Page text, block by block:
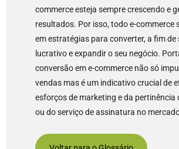
commerce esteja sempre crescendo e
resultados. Por isso, todo e-commerce
em estratégias para converter, a fim de
lucrativo e expandir o seu negócio.
conversão em e-commerce não só
vendas mas é um indicativo crucial de
esforços de marketing e da pertinência
ou do serviço de assinatura no